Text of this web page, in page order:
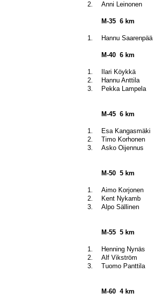
2.
Anni Leinonen
M-35 6 km
1. Hannu Saarenpää
M-40 6 km
1.
Ilari Köykkä
2.
Hannu Anttila
3.
Pekka Lampela
M-45 6 km
1.
Esa Kangasmäki
2.
Timo Korhonen
3.
Asko Oijennus
M-50 5 km
1.
Aimo Korjonen
2.
Kent Nykamb
3.
Alpo Sällinen
M-55 5 km
1.
Henning Nynäs
2.
Alf Vikström
3.
Tuomo Panttila
M-60 4 km